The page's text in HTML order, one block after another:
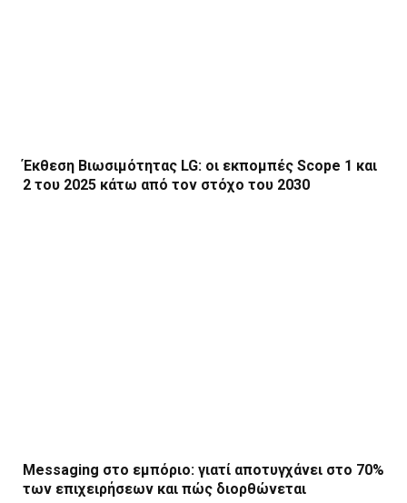
Έκθεση Βιωσιμότητας LG: οι εκπομπές Scope 1 και
2 του 2025 κάτω από τον στόχο του 2030
Messaging στο εμπόριο: γιατί αποτυγχάνει στο 70%
των επιχειρήσεων και πώς διορθώνεται